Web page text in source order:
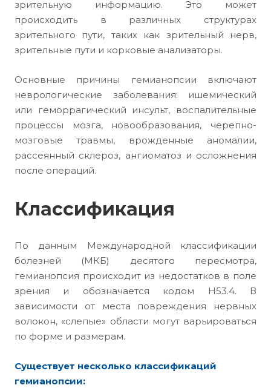
зрительную информацию. Это может
происходить в различных структурах
зрительного пути, таких как зрительный нерв,
зрительные пути и корковые анализаторы.
Основные причины гемианопсии включают
неврологические заболевания: ишемический
или геморрагический инсульт, воспалительные
процессы мозга, новообразования, черепно-
мозговые травмы, врожденные аномалии,
рассеянный склероз, ангиоматоз и осложнения
после операций.
Классификация
По данным Международной классификации
болезней (МКБ) десятого пересмотра,
гемианопсия происходит из недостатков в поле
зрения и обозначается кодом Н53.4. В
зависимости от места повреждения нервных
волокон, «слепые» области могут варьироваться
по форме и размерам.
Существует несколько классификаций
гемианопсии: